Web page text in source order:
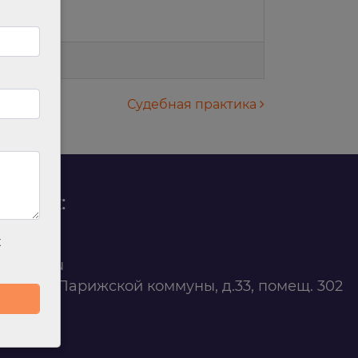
Судебная практика
45
ул. Парижской коммуны, д.33, помещ. 302